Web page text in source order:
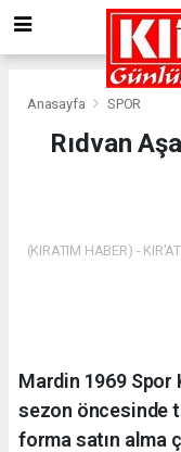
Anasayfa SPOR
Rıdvan
(KIRATIM HABER) -
Mardin 1969 Spor
sezon öncesinde
forma satın alma